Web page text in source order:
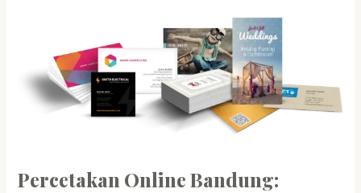
Percetakan Online Bandung:
Menjawab
Kebutuhan
Cetak
dengan